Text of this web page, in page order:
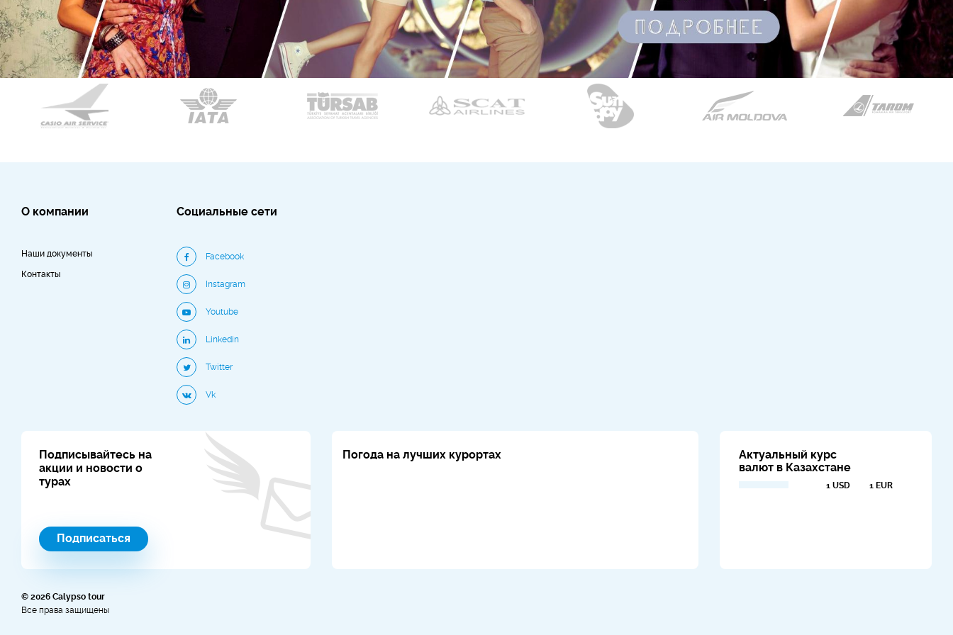
О компании
Наши документы
Контакты
Социальные сети
Facebook
Instagram
Youtube
Linkedin
Twitter
Vk
Подписывайтесь на
акции и новости о
турах
Подписаться
Погода на лучших курортах
Актуальный курс
валют в Казахстане
1 USD 1 EUR
© 2026 Calypso tour
Все права защищены